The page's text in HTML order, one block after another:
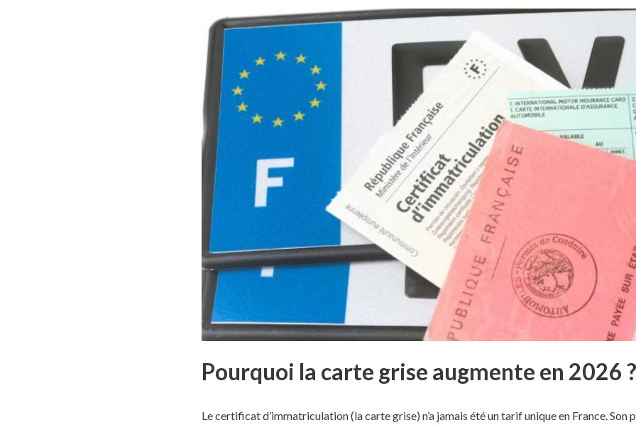
Pourquoi la carte grise augmente en 2026 ?
Le certificat d’immatriculation (la carte grise) n’a jamais été un tarif unique en France. Son